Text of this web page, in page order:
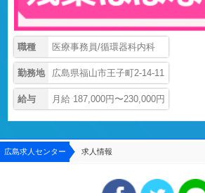
職種 医療事務員/循環器科内科
勤務地 広島県福山市王子町2-14-11
給与 月給 187,000円〜230,000円
広島求人センター 求人情報